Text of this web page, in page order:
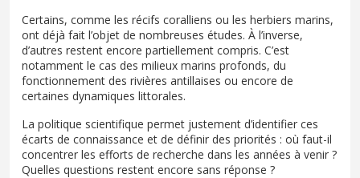
Certains, comme les récifs coralliens ou les herbiers marins,
ont déjà fait l’objet de nombreuses études. À l’inverse,
d’autres restent encore partiellement compris. C’est
notamment le cas des milieux marins profonds, du
fonctionnement des rivières antillaises ou encore de
certaines dynamiques littorales.
La politique scientifique permet justement d’identifier ces
écarts de connaissance et de définir des priorités : où faut-il
concentrer les efforts de recherche dans les années à venir ?
Quelles questions restent encore sans réponse ?